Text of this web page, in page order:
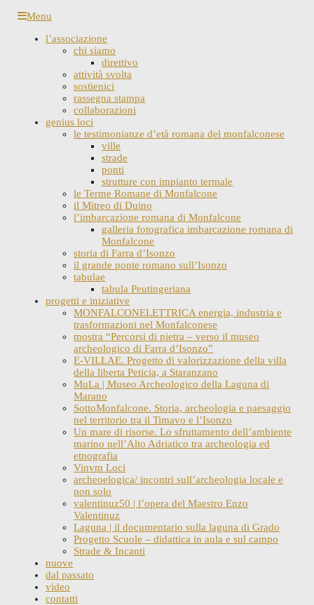
Skip
content
Menu
l’associazione
chi siamo
direttivo
attività svolta
sostienici
rassegna stampa
collaborazioni
genius loci
le testimonianze d’età romana del monfalconese
ville
strade
ponti
strutture con impianto termale
le Terme Romane di Monfalcone
il Mitreo di Duino
l’imbarcazione romana di Monfalcone
galleria fotografica imbarcazione romana di
Monfalcone
storia di Farra d’Isonzo
il grande ponte romano sull’Isonzo
tabulae
tabula Peutingeriana
progetti e iniziative
MONFALCONELETTRICA energia, industria e
trasformazioni nel Monfalconese
mostra “Percorsi di pietra – verso il museo
archeologico di Farra d’Isonzo”
E-VILLAE. Progetto di valorizzazione della villa
della liberta Peticia, a Staranzano
MuLa | Museo Archeologico della Laguna di
Marano
SottoMonfalcone. Storia, archeologia e paesaggio
nel territorio tra il Timavo e l’Isonzo
Un mare di risorse. Lo sfruttamento dell’ambiente
marino nell’Alto Adriatico tra archeologia ed
etnografia
Vinvm Loci
archeoelogica/ incontri sull’archeologia locale e
non solo
valentinuz50 | l’opera del Maestro Enzo
Valentinuz
Laguna | il documentario sulla laguna di Grado
Progetto Scuole – didattica in aula e sul campo
Strade & Incanti
nuove
dal passato
video
contatti